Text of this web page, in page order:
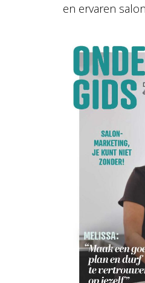
en ervaren